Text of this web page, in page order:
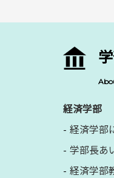
経済学部
経済学部
学部長あ
経済学部